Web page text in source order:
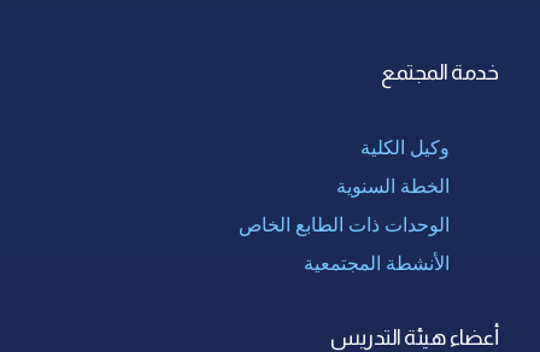
خدمة المجتمع
وكيل الكلية
الخطة السنوية
الوحدات ذات الطابع الخاص
الأنشطة المجتمعية
أعضاء هيئة التدريس